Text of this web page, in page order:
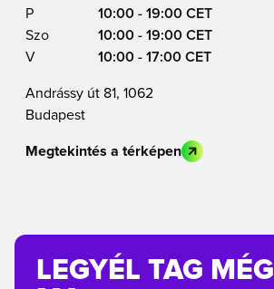
P
10:00 - 19:00 CET
Szo
10:00 - 19:00 CET
V
10:00 - 17:00 CET
Andrássy út 81, 1062
Budapest
Megtekintés a térképen
LEGYÉL TAG MÉG